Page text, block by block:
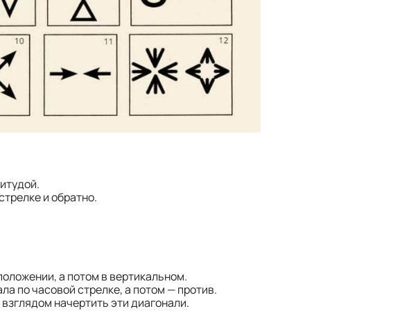
и обратно.
а потом в вертикальном.
по часовой стрелке, а потом — против.
начертить эти диагонали.